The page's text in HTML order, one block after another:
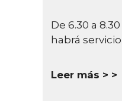
De 6.30 a
habrá
Leer más >